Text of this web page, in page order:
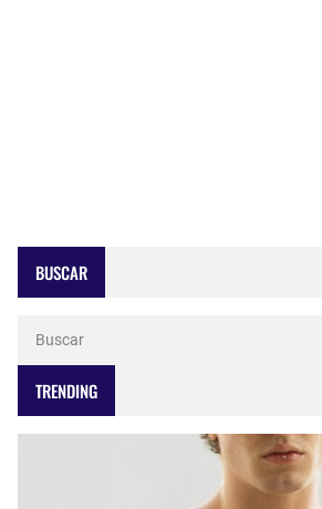
BUSCAR
TRENDING